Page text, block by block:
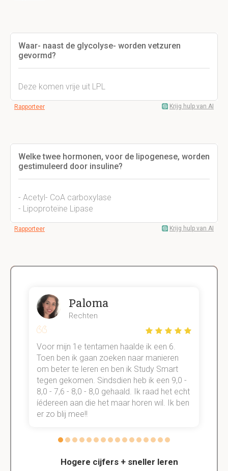
Waar- naast de glycolyse- worden vetzuren
gevormd?
Deze komen vrije uit LPL
Rapporteer Krijg hulp van AI
Welke twee hormonen, voor de lipogenese, worden
gestimuleerd door insuline?
- Acetyl- CoA carboxylase
- Lipoproteïne Lipase
Rapporteer Krijg hulp van AI
Hogere cijfers + sneller leren
Paloma
Rechten
Voor mijn 1e tentamen haalde ik een 6.
Toen ben ik gaan zoeken naar manieren
om beter te leren en ben ik Study Smart
tegen gekomen. Sindsdien heb ik een 9,0 -
8,0 - 7,6 - 8,0 - 8,0 gehaald. Ik raad het echt
íédereen aan die het maar horen wil. Ik ben
er zo blij mee!!